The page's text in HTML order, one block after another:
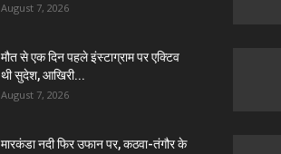
August 7, 2026
मौत से एक दिन पहले इंस्टाग्राम पर एक्टिव
थी सुदेश, आखिरी...
August 7, 2026
मारकंडा नदी फिर उफान पर, कठवा-तंगौर के